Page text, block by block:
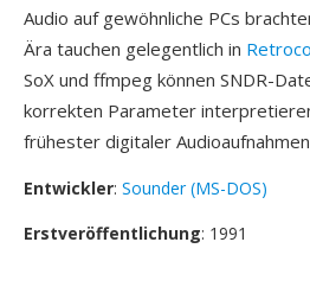
Audio auf gewöhnliche PCs
Ära tauchen gelegentlich in
SoX und ffmpeg können SNDR-
korrekten Parameter
frühester digitaler
Entwickler: Sounder (MS-DOS)
Erstveröffentlichung: 1991